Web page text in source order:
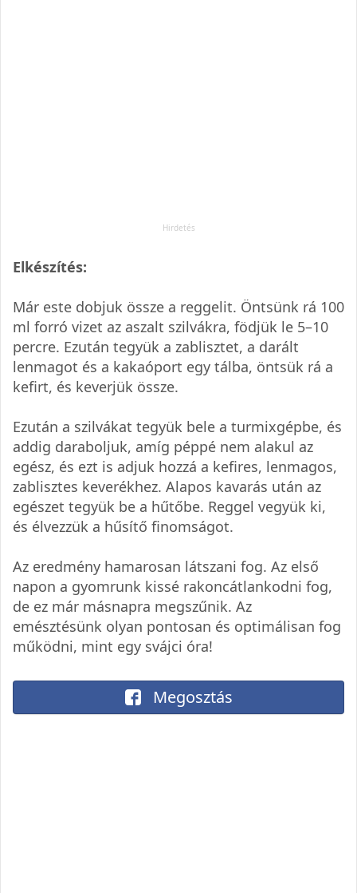
Elkészítés:
Már este dobjuk össze a reggelit. Öntsünk rá 100
ml forró vizet az aszalt szilvákra, födjük le 5–10
percre. Ezután tegyük a zablisztet, a darált
lenmagot és a kakaóport egy tálba, öntsük rá a
kefirt, és keverjük össze.
Ezután a szilvákat tegyük bele a turmixgépbe, és
addig daraboljuk, amíg péppé nem alakul az
egész, és ezt is adjuk hozzá a kefires, lenmagos,
zablisztes keverékhez. Alapos kavarás után az
egészet tegyük be a hűtőbe. Reggel vegyük ki,
és élvezzük a hűsítő finomságot.
Az eredmény hamarosan látszani fog. Az első
napon a gyomrunk kissé rakoncátlankodni fog,
de ez már másnapra megszűnik. Az
emésztésünk olyan pontosan és optimálisan fog
működni, mint egy svájci óra!
Megosztás